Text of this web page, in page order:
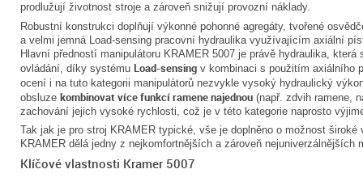
prodlužují životnost stroje a zároveň snižují provozní náklady.
Robustní konstrukci doplňují výkonné pohonné agregáty, tvořené
a velmi jemná Load-sensing pracovní hydraulika využívajícím axiální
Hlavní předností manipulátoru KRAMER 5007 je právě hydraulika,
ovládání, díky systému Load-sensing v kombinaci s použitím axiálního
ocení i na tuto kategorii manipulátorů nezvykle vysoký hydraulický
obsluze kombinovat více funkcí ramene najednou (např. zdvih ramene,
zachování jejich vysoké rychlosti, což je v této kategorie naprosto
Tak jak je pro stroj KRAMER typické, vše je doplněno o možnost
KRAMER dělá jedny z nejkomfortnějších a zároveň nejuniverzálnějších
Klíčové vlastnosti Kramer 5007